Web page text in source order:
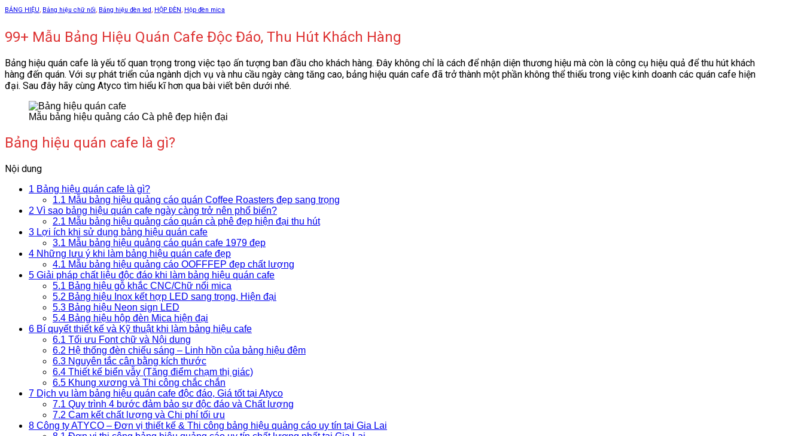
BẢNG HIỆU, Bảng hiệu chữ nổi, Bảng hiệu đèn led, HỘP ĐÈN, Hộp đèn mica
99+ Mẫu Bảng Hiệu Quán Cafe Độc Đáo, Thu Hút Khách Hàng
Bảng hiệu quán cafe là yếu tố quan trọng trong việc tạo ấn tượng ban đầu cho khách hàng. Đây không chỉ là cách để nhận diện thương hiệu mà còn là công cụ hiệu quả để thu hút khách
hàng đến quán. Với sự phát triển của ngành dịch vụ và nhu cầu ngày càng tăng cao, bảng hiệu quán cafe đã trở thành một phần không thể thiếu trong việc kinh doanh các quán cafe hiện
đại. Sau đây hãy cùng Atyco tìm hiểu kĩ hơn qua bài viết bên dưới nhé.
Mẫu bảng hiệu quảng cáo Cà phê đẹp hiện đại
Bảng hiệu quán cafe là gì?
Nội dung
1 Bảng hiệu quán cafe là gì?
1.1 Mẫu bảng hiệu quảng cáo quán Coffee Roasters đẹp sang trọng
2 Vì sao bảng hiệu quán cafe ngày càng trở nên phổ biến?
2.1 Mẫu bảng hiệu quảng cáo quán cà phê đẹp hiện đại thu hút
3 Lợi ích khi sử dụng bảng hiệu quán cafe
3.1 Mẫu bảng hiệu quảng cáo quán cafe 1979 đẹp
4 Những lưu ý khi làm bảng hiệu quán cafe đẹp
4.1 Mẫu bảng hiệu quảng cáo OOFFFEP đẹp chất lượng
5 Giải pháp chất liệu độc đáo khi làm bảng hiệu quán cafe
5.1 Bảng hiệu gỗ khắc CNC/Chữ nổi mica
5.2 Bảng hiệu Inox kết hợp LED sang trọng, Hiện đại
5.3 Bảng hiệu Neon sign LED
5.4 Bảng hiệu hộp đèn Mica hiện đại
6 Bí quyết thiết kế và Kỹ thuật khi làm bảng hiệu cafe
6.1 Tối ưu Font chữ và Nội dung
6.2 Hệ thống đèn chiếu sáng – Linh hồn của bảng hiệu đêm
6.3 Nguyên tắc cân bằng kích thước
6.4 Thiết kế biển vẫy (Tăng điểm chạm thị giác)
6.5 Khung xương và Thi công chắc chắn
7 Dịch vụ làm bảng hiệu quán cafe độc đáo, Giá tốt tại Atyco
7.1 Quy trình 4 bước đảm bảo sự độc đáo và Chất lượng
7.2 Cam kết chất lượng và Chi phí tối ưu
8 Công ty ATYCO – Đơn vị thiết kế & Thi công bảng hiệu quảng cáo uy tín tại Gia Lai